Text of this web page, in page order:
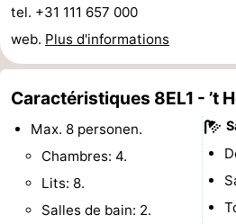
Piscines
Faire
du
-
Randonnée
-
Terrains
tel. +31 111 657 000
web. Plus d'informations
Caractéristiques 8EL1 - ’t
Max. 8 personen.
Chambres: 4.
Lits: 8.
Salles de bain: 2.